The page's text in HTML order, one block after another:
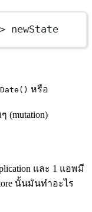
newState
หรือ
(mutation)
และ 1 แอพมี
นั้นมันทำอะไร